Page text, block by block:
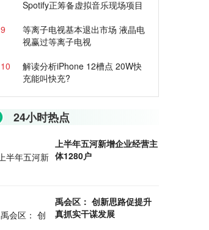
Spotify正筹备虚拟音乐现场项目
9
等离子电视基本退出市场 液晶电
视赢过等离子电视
10
解读分析iPhone 12槽点 20W快
充能叫快充?
24小时热点
上半年五河新增企业经营主
体1280户
禹会区： 创新思路促提升
真抓实干谋发展